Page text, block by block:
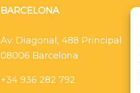
BARCELONA
Av. Diagonal, 488 Principal
08006 Barcelona
+34 936 282 792